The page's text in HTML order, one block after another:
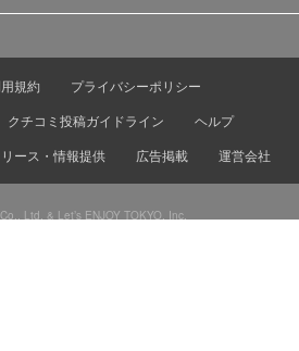
規約
プライバシーポリシー
クチコミ投稿ガイドライン
ヘルプ
ース・情報提供 広告掲載 運営会社
Ltd. & Let’s ENJOY TOKYO, Inc.